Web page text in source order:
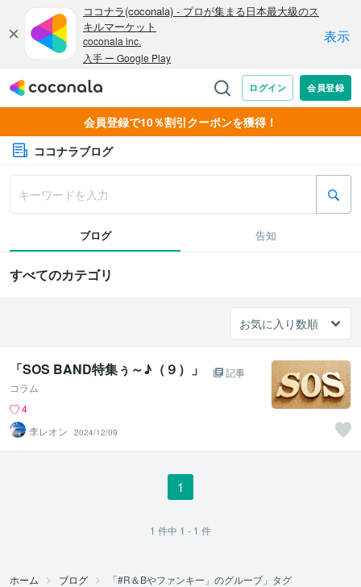
会員登録で10％割引クーポンを獲得！
ココナラブログ
ブログ 告知
すべてのカテゴリ
「SOS BAND特集ぅ～♪（９）」
記事
コラム
4
李レオン
2024/12/09
1
1 件中 1 - 1 件
ホーム ブログ 「#R＆Bやファンキー」のグループ」タグ